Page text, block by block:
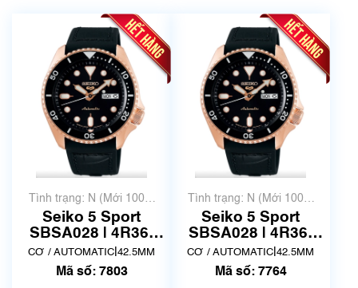
Tình trạng: N (Mới 100%
chưa qua sử dụng)
Seiko 5 Sport
SBSA028 | 4R36-
07G0 | Size 42mm |
Mã số 7803
CƠ / AUTOMATIC 42.5MM
Mã số: 7803
Tình trạng: N (Mới 100%
chưa qua sử dụng)
Seiko 5 Sport
SBSA028 | 4R36-
07G0 | Size 42mm |
Mã số 7764
CƠ / AUTOMATIC 42.5MM
Mã số: 7764